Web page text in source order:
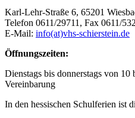
Karl-Lehr-Straße 6, 65201
Telefon 0611/29711, Fax 0611/
E-Mail: info(at)vhs-schierstein.de
Öffnungszeiten:
Dienstags bis donnerstags von 10
Vereinbarung
In den hessischen Schulferien ist